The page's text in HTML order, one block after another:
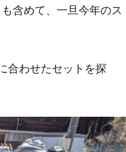
含めて、一旦今年のス
合わせたセットを探